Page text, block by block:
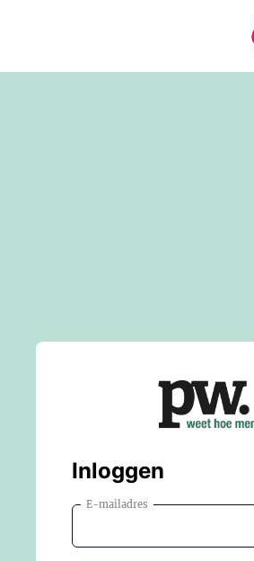
Inloggen
E-mailadres